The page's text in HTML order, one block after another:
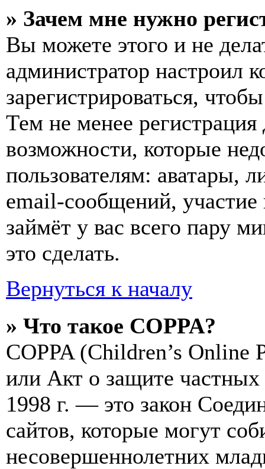
» Зачем мне нужно
Вы можете этого и не
администратор
зарегистрироваться,
Тем не менее
возможности, которые
пользователям: аватары,
email-сообщений, участие
займёт у вас всего пару
это сделать.
Вернуться к началу
» Что такое COPPA?
COPPA (Children’s
или Акт о защите частных
1998 г. — это закон
сайтов, которые могут
несовершеннолетних